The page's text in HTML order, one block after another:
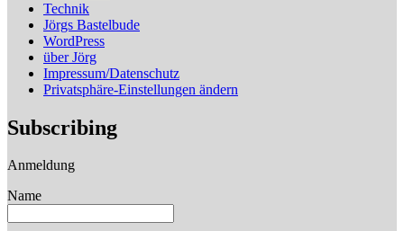
Technik
Jörgs Bastelbude
WordPress
über Jörg
Impressum/Datenschutz
Privatsphäre-Einstellungen ändern
Subscribing
Anmeldung
Name